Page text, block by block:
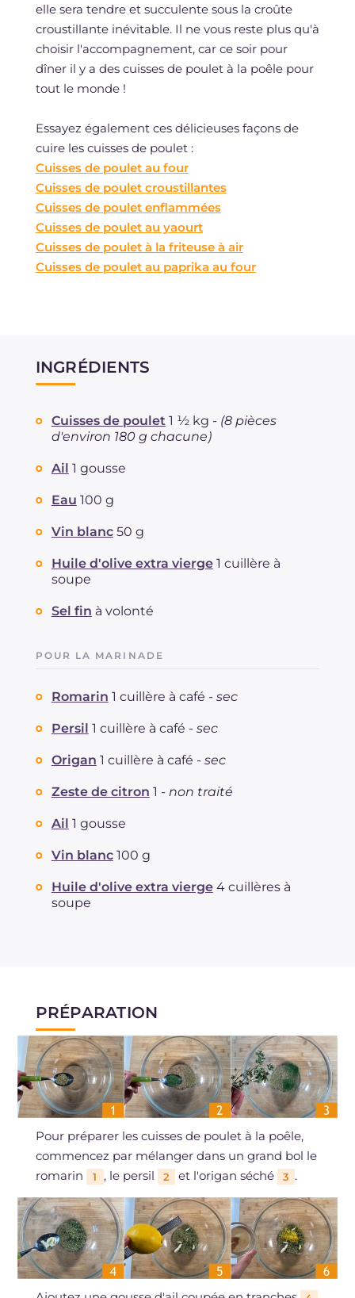
elle sera tendre et succulente sous la croûte
croustillante inévitable. Il ne vous reste plus qu'à
choisir l'accompagnement, car ce soir pour
dîner il y a des cuisses de poulet à la poêle pour
tout le monde !
Essayez également ces délicieuses façons de
cuire les cuisses de poulet :
Cuisses de poulet au four
Cuisses de poulet croustillantes
Cuisses de poulet enflammées
Cuisses de poulet au yaourt
Cuisses de poulet à la friteuse à air
Cuisses de poulet au paprika au four
INGRÉDIENTS
Cuisses de poulet 1 ½ kg - (8 pièces
d'environ 180 g chacune)
Ail 1 gousse
Eau 100 g
Vin blanc 50 g
Huile d'olive extra vierge 1 cuillère à
soupe
Sel fin à volonté
POUR LA MARINADE
Romarin 1 cuillère à café - sec
Persil 1 cuillère à café - sec
Origan 1 cuillère à café - sec
Zeste de citron 1 - non traité
Ail 1 gousse
Vin blanc 100 g
Huile d'olive extra vierge 4 cuillères à
soupe
PRÉPARATION
Pour préparer les cuisses de poulet à la poêle,
commencez par mélanger dans un grand bol le
romarin
1 , le persil 2 et l'origan séché 3 .